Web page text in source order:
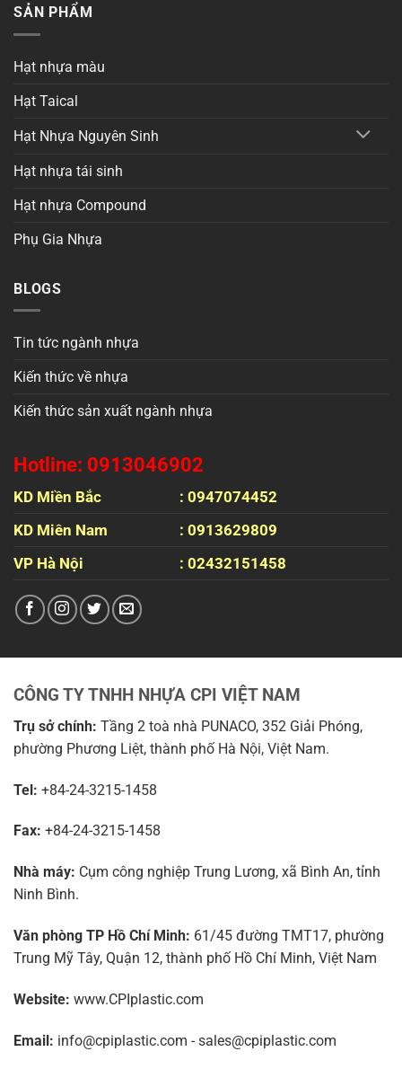
SẢN PHẨM
Hạt nhựa màu
Hạt Taical
Hạt Nhựa Nguyên Sinh
Hạt nhựa tái sinh
Hạt nhựa Compound
Phụ Gia Nhựa
BLOGS
Tin tức ngành nhựa
Kiến thức về nhựa
Kiến thức sản xuất ngành nhựa
Hotline: 0913046902
KD Miền Bắc
: 0947074452
KD Miên Nam
: 0913629809
VP Hà Nội
: 02432151458
CÔNG TY TNHH NHỰA CPI VIỆT NAM
Trụ sở chính: Tầng 2 toà nhà PUNACO, 352 Giải Phóng,
phường Phương Liệt, thành phố Hà Nội, Việt Nam.
Tel: +84-24-3215-1458
Fax: +84-24-3215-1458
Nhà máy: Cụm công nghiệp Trung Lương, xã Bình An, tỉnh
Ninh Bình.
Văn phòng TP Hồ Chí Minh: 61/45 đường TMT17, phường
Trung Mỹ Tây, Quận 12, thành phố Hồ Chí Minh, Việt Nam
Website: www.CPIplastic.com
Email: info@cpiplastic.com - sales@cpiplastic.com